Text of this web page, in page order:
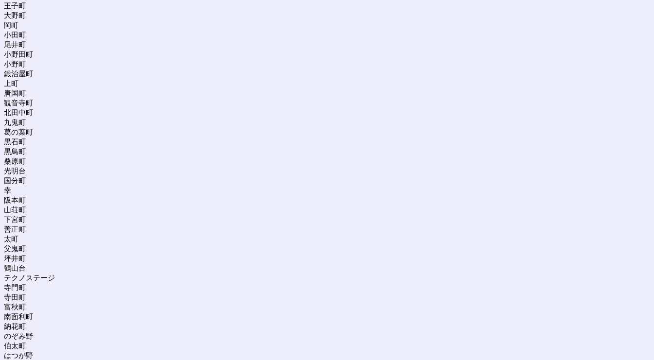
王子町
大野町
岡町
小田町
尾井町
小野田町
小野町
鍛治屋町
上町
唐国町
観音寺町
北田中町
九鬼町
葛の葉町
黒石町
黒鳥町
桑原町
光明台
国分町
幸
阪本町
山荘町
下宮町
善正町
太町
父鬼町
坪井町
鶴山台
テクノステージ
寺門町
寺田町
富秋町
南面利町
納花町
のぞみ野
伯太町
はつが野